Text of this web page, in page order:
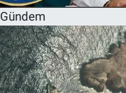
Gündem